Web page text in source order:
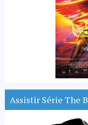
Assistir Série The